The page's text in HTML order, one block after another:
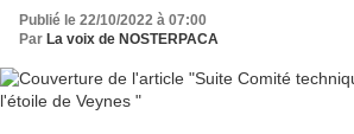
Publié le 22/10/2022 à 07:00
Par La voix de NOSTERPACA